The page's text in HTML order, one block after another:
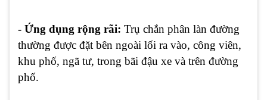
- Ứng dụng rộng rãi: Trụ chắn phân làn đường
thường được đặt bên ngoài lối ra vào, công viên,
khu phố, ngã tư, trong bãi đậu xe và trên đường
phố.